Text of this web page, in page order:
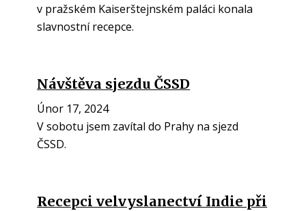
v pražském Kaiserštejnském paláci konala
slavnostní recepce.
Návštěva sjezdu ČSSD
Únor 17, 2024
V sobotu jsem zavítal do Prahy na sjezd
ČSSD.
Recepci velvyslanectví Indie při